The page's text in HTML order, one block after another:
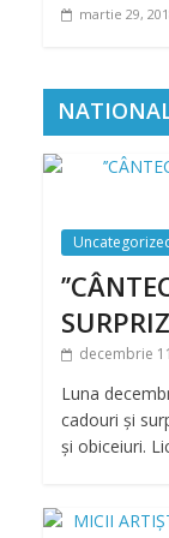
martie 29,
decembrie
Luna
cadouri și
și obiceiuri.